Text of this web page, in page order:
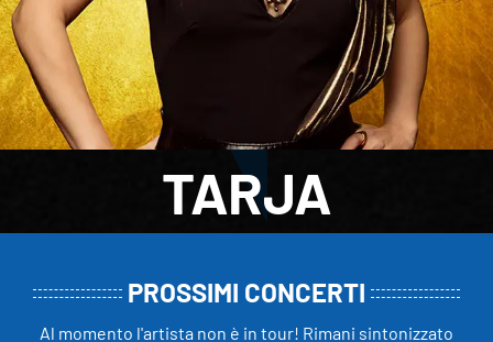
TARJA
PROSSIMI CONCERTI
Al momento l'artista non è in tour! Rimani sintonizzato